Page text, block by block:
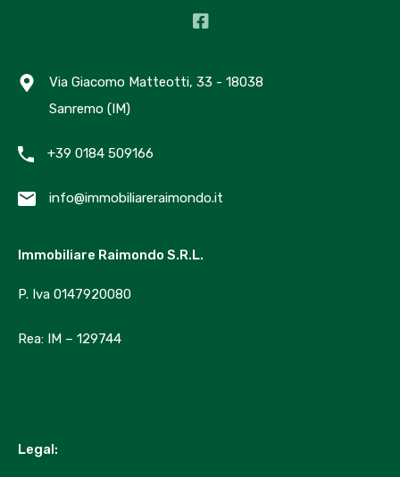
Immobiliare Raimondo
info@immobiliareraimondo.it
Property Types
Monolocali
progetto approvato
Uffici
Via Giacomo Matteotti, 33 - 18038
Sanremo (IM)
+39 0184 509166
info@immobiliareraimondo.it
Immobiliare Raimondo S.R.L.
P. Iva 0147920080
Rea: IM – 129744
Legal: